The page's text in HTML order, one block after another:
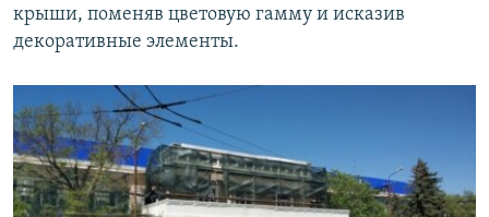
крыши, поменяв цветовую гамму и исказив
декоративные элементы.